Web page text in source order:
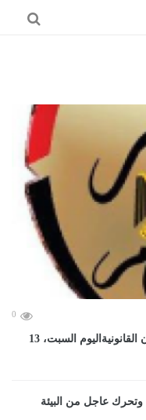
0
وكيل صحة الفيوم تحيل بعض الأطباء للشئون القانونيةاليوم السبت، 13